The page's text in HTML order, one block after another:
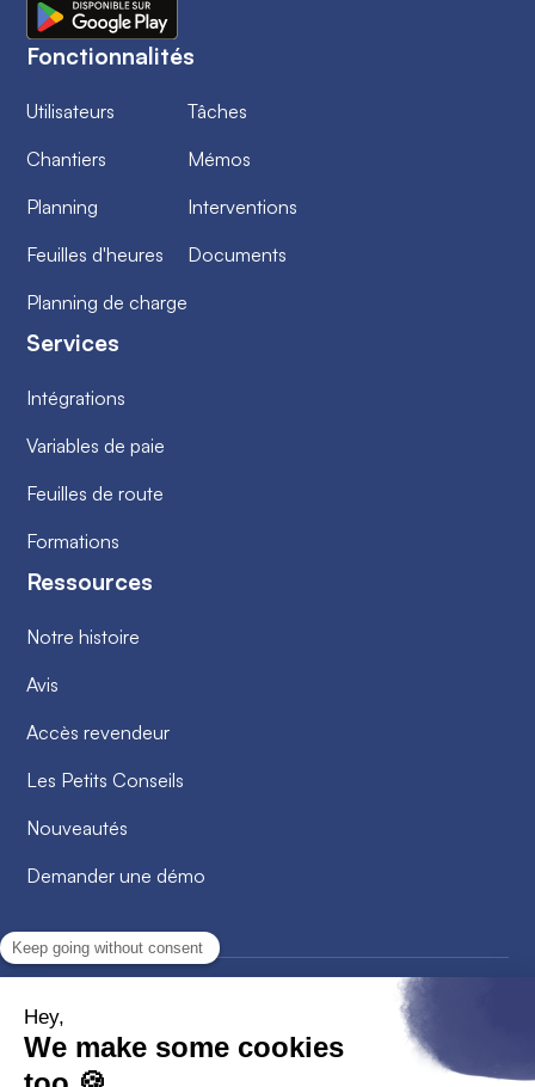
Fonctionnalités
Utilisateurs
Chantiers
Planning
Feuilles d'heures
Planning de charge
Tâches
Mémos
Interventions
Documents
Services
Intégrations
Variables de paie
Feuilles de route
Formations
Ressources
Notre histoire
Avis
Accès revendeur
Les Petits Conseils
Nouveautés
Demander une démo